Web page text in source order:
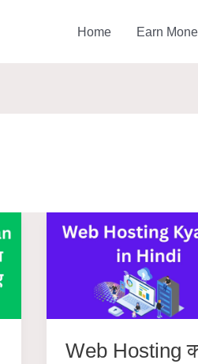
Home Earn
Web Hosting